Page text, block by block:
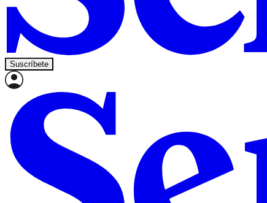
Suscríbete